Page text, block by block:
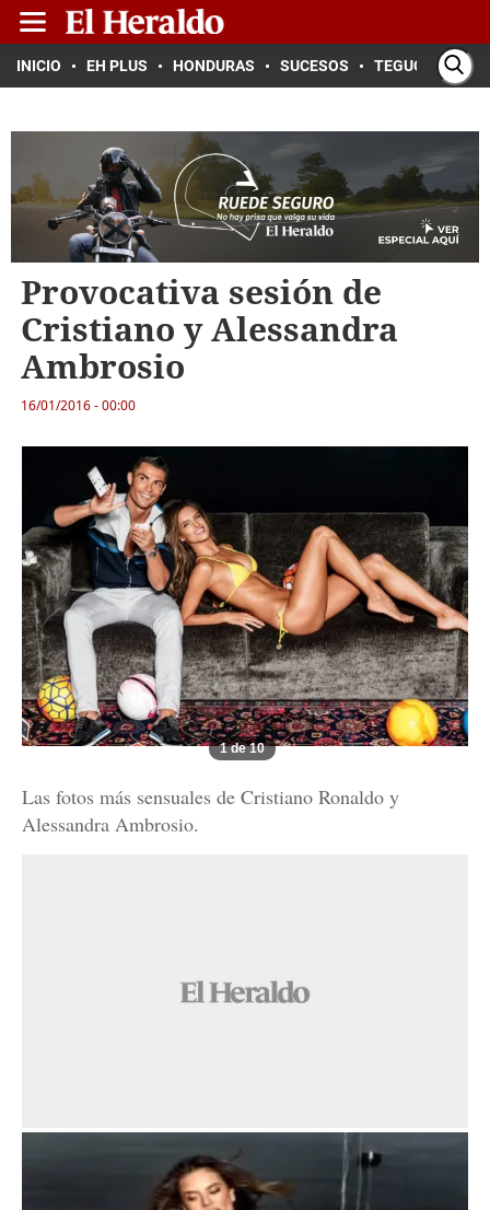
INICIO EH PLUS HONDURAS SUCESOS TEGUCIGALPA
Provocativa sesión de
Cristiano y Alessandra
Ambrosio
16/01/2016 - 00:00
1 de 10
Las fotos más sensuales de Cristiano Ronaldo y
Alessandra Ambrosio.